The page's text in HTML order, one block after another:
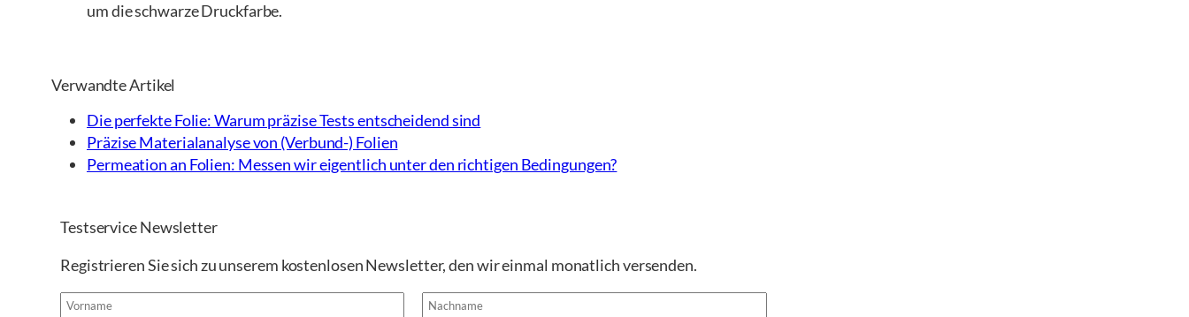
um die schwarze Druckfarbe.
Verwandte Artikel
Die perfekte Folie: Warum präzise Tests entscheidend sind
Präzise Materialanalyse von (Verbund-) Folien
Permeation an Folien: Messen wir eigentlich unter den richtigen Bedingungen?
Testservice Newsletter
Registrieren Sie sich zu unserem kostenlosen Newsletter, den wir einmal monatlich versenden.